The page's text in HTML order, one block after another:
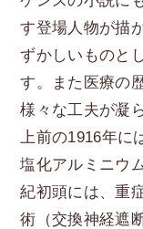
す登場人物が描
ずかしいものと
す。また医療の
様々な工夫が凝
上前の1916年に
塩化アルミニウ
紀初頭には、重
術（交換神経遮